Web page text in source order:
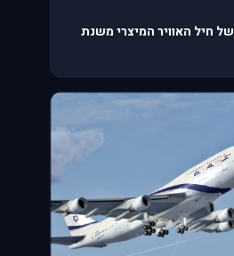
סקין מיג 15 של חיל האוויר המיצרי משנת